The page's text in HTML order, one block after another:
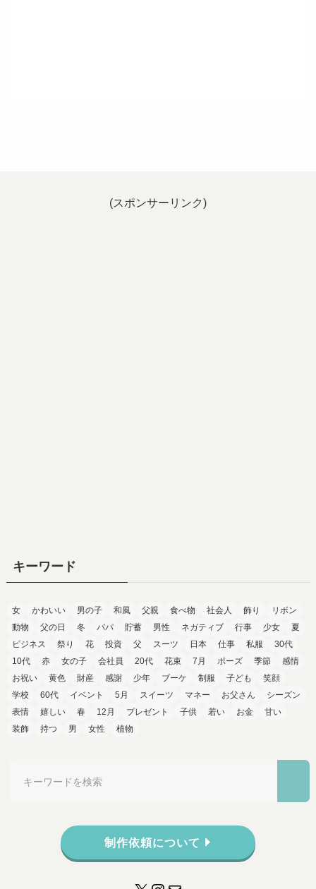
(スポンサーリンク)
キーワード
女 かわいい 男の子 和風 父親 食べ物 社会人 飾り
リボン
動物
父の日 冬 パパ 貯蓄 男性 ネガティブ 行事 少女
夏
ビジネス
祭り 花 投資 父 スーツ 日本 仕事 私服
30代
10代
赤 女の子 会社員 20代 花束 7月 ポーズ 季節
感情
お祝い
黄色 財産 感謝 少年 ブーケ 制服 子ども
笑顔
学校
60代 イベント 5月 スイーツ マネー お父さん
シーズン
表情
嬉しい 春 12月 プレゼント 子供 若い お金
甘い
装飾
持つ 男 女性 植物
制作依頼について